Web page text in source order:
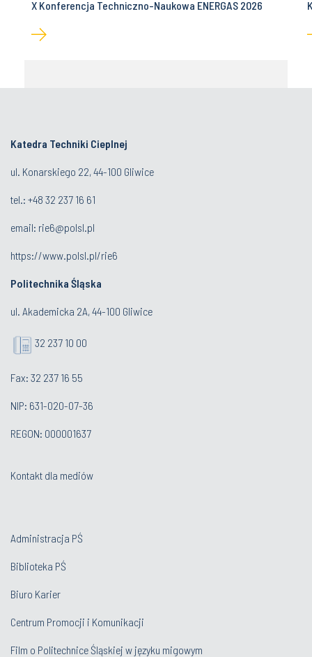
X Konferencja Techniczno-Naukowa ENERGAS 2026
Katedra Techniki Cieplnej
ul. Konarskiego 22, 44-100 Gliwice
tel.: +48 32 237 16 61
email: rie6@polsl.pl
https://www.polsl.pl/rie6
Politechnika Śląska
ul. Akademicka 2A, 44-100 Gliwice
32 237 10 00
Fax: 32 237 16 55
NIP: 631-020-07-36
REGON: 000001637
Kontakt dla mediów
Administracja PŚ
Biblioteka PŚ
Biuro Karier
Centrum Promocji i Komunikacji
Film o Politechnice Śląskiej w języku migowym